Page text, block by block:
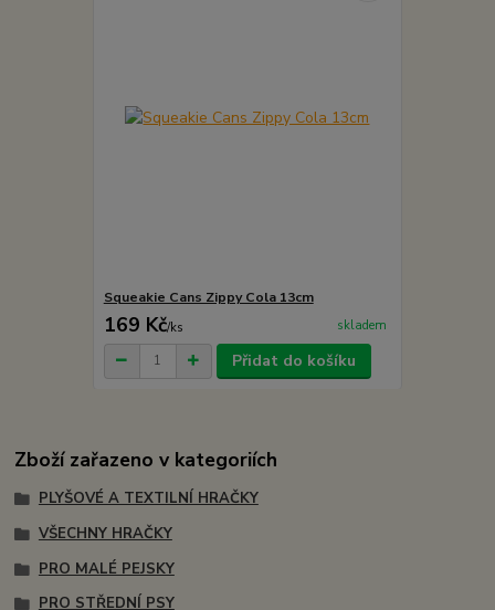
Squeakie Cans Zippy Cola 13cm
169 Kč/ks skladem
Přidat do košíku
Zboží zařazeno v kategoriích
PLYŠOVÉ A TEXTILNÍ HRAČKY
VŠECHNY HRAČKY
PRO MALÉ PEJSKY
PRO STŘEDNÍ PSY